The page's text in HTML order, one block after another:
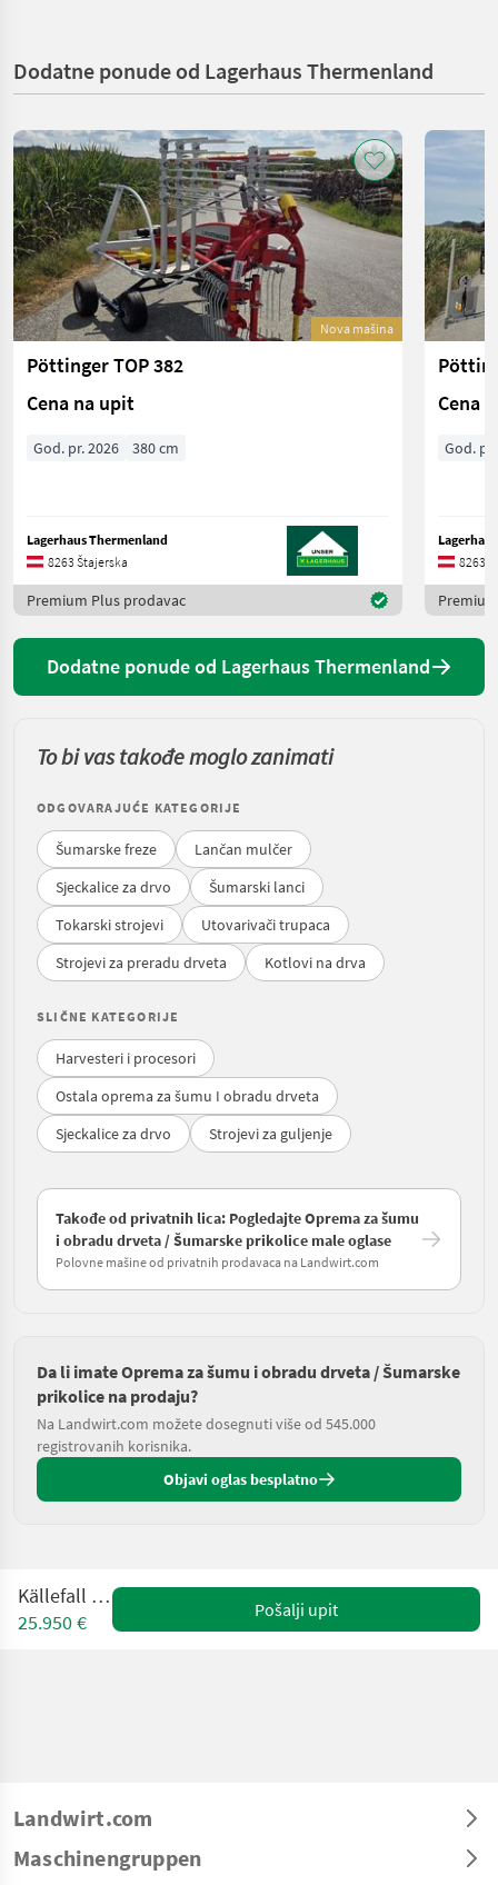
Dodatne ponude od Lagerhaus Thermenland
Nova mašina
Pöttinger TOP 382
Cena na upit
God. pr. 2026 380 cm
Lagerhaus Thermenland
8263 Štajerska
Premium Plus prodavac
Cena
God.
8263
Dodatne ponude od Lagerhaus Thermenland
To bi vas takođe moglo zanimati
ODGOVARAJUĆE KATEGORIJE
Šumarske freze
Lančan mulčer
Sjeckalice za drvo
Šumarski lanci
Tokarski strojevi
Utovarivači trupaca
Strojevi za preradu drveta
Kotlovi na drva
SLIČNE KATEGORIJE
Harvesteri i procesori
Ostala oprema za šumu I obradu drveta
Sjeckalice za drvo
Strojevi za guljenje
Takođe od privatnih lica: Pogledajte Oprema za šumu
i obradu drveta / Šumarske prikolice male oglase
Polovne mašine od privatnih prodavaca na Landwirt.com
Da li imate Oprema za šumu i obradu drveta / Šumarske
prikolice na prodaju?
Na Landwirt.com možete dosegnuti više od 545.000
registrovanih korisnika.
Objavi oglas besplatno
Källefall FB 70
25.950 €
Pošalji upit
Landwirt.com
Maschinengruppen